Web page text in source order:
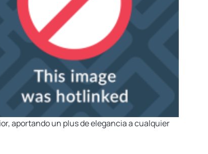
aportando un plus de elegancia a cualquier